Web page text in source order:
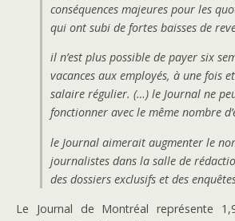
conséquences majeures pour les
qui ont subi de fortes baisses de
il n’est plus possible de payer six
vacances aux employés, à une fois
salaire régulier. (…) le Journal ne
fonctionner avec le même nombre
le Journal aimerait augmenter le
journalistes dans la salle de
des dossiers exclusifs et des
Le Journal de Montréal représente